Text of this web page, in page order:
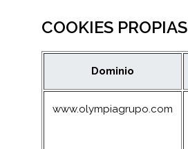
COOKIES PROPIAS
Dominio
www.olympiagrupo.com